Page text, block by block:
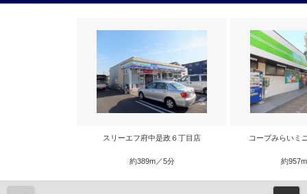
スリーエフ府中是政６丁目店
約389m／5分
コープみらいミ
約